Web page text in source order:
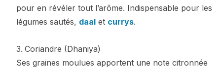
pour en révéler tout l’arôme. Indispensable pour les
légumes sautés, daalet currys.
Coriandre (Dhaniya)
Ses graines moulues apportent une note citronnée